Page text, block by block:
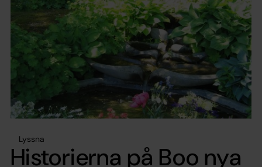
Lyssna
Historierna på Boo nya